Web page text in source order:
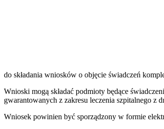
do składania wniosków o objęcie świadczeń
Wnioski mogą składać podmioty będące
gwarantowanych z zakresu leczenia szpitalnego z
Wniosek powinien być sporządzony w formie